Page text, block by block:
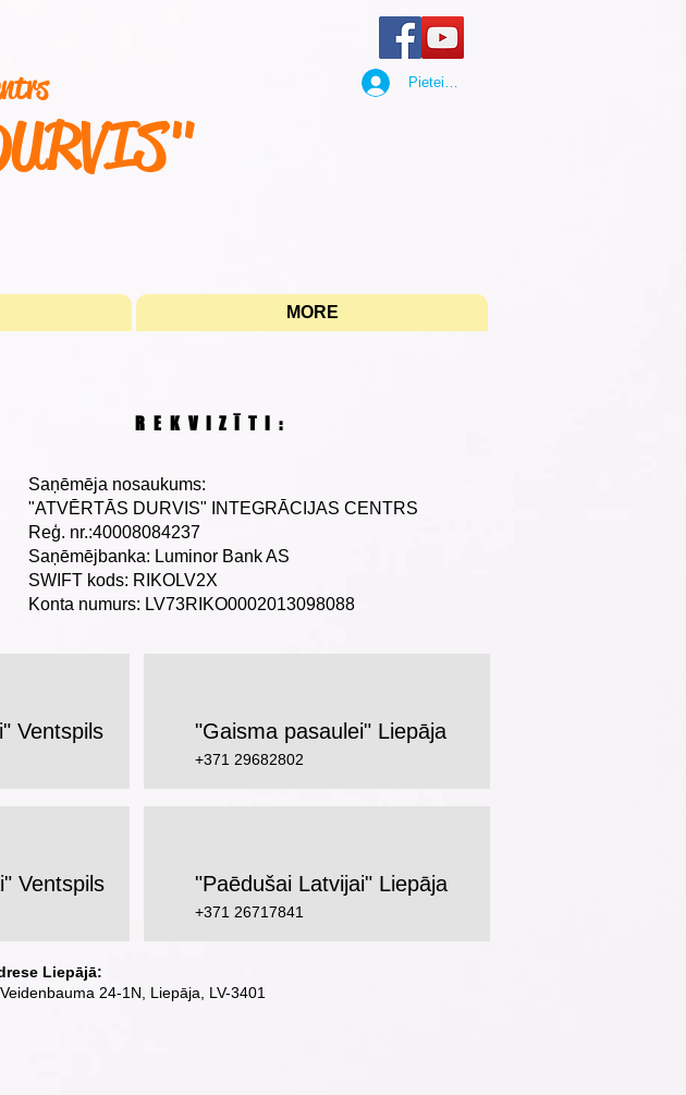
"
Pieteikties
MORE
REKVIZĪTI:
Saņēmēja nosaukums:
"ATVĒRTĀS DURVIS" INTEGRĀCIJAS CENTRS
Reģ. nr.:40008084237
Saņēmējbanka: Luminor Bank AS
SWIFT kods: RIKOLV2X
Konta numurs: LV73RIKO0002013098088
Ventspils
Ventspils
"Gaisma pasaulei" Liepāja
+371 29682802
"Paēdušai Latvijai" Liepāja
+371 26717841
Liepājā:
24-1N, Liepāja, LV-3401